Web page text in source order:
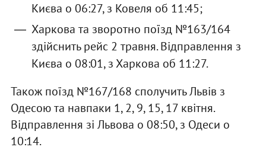
Києва о 06:27, з Ковеля об 11:45;
Харкова та зворотно поїзд №163/164
здійснить рейс 2 травня. Відправлення з
Києва о 08:01, з Харкова об 11:27.
Також поїзд №167/168 сполучить Львів з
Одесою та навпаки 1, 2, 9, 15, 17 квітня.
Відправлення зі Львова о 08:50, з Одеси о
10:14.